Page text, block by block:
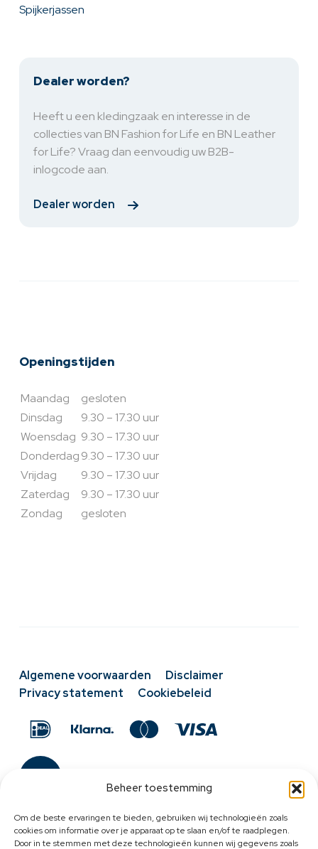
Beheer toestemming
Om de beste ervaringen te bieden, gebruiken wij technologieën zoals
cookies om informatie over je apparaat op te slaan en/of te raadplegen.
Door in te stemmen met deze technologieën kunnen wij gegevens zoals
Spijkerjassen
Dealer worden?
Heeft u een kledingzaak en interesse in de
collecties van BN Fashion for Life en BN Leather
for Life? Vraag dan eenvoudig uw B2B-
inlogcode aan.
Dealer worden
Openingstijden
Maandag
gesloten
Dinsdag
9.30 – 17.30 uur
Woensdag 9.30 – 17.30 uur
Donderdag9.30 – 17.30 uur
Vrijdag
9.30 – 17.30 uur
Zaterdag
9.30 – 17.30 uur
Zondag
gesloten
Algemene voorwaarden
Disclaimer
Privacy statement
Cookiebeleid